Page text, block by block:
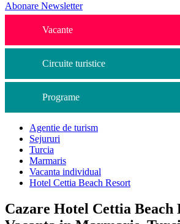
Abonare Newsletter
Vacante
Circuite turistice
Programe
Agentie de turism
Sejururi
Turcia
Marmaris
Vacanta individual
Hotel Cettia Beach Resort
Cazare Hotel Cettia Beach